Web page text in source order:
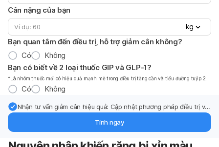
Cân nặng của bạn
kg
Bạn quan tâm đến điều trị, hỗ trợ giảm cân không?
Có
Không
Bạn có biết về 2 loại thuốc GIP và GLP-1?
*Là nhóm thuốc mới có hiệu quả mạnh mẽ trong điều trị tăng cần và tiểu đường tuýp 2.
Có Không
Nhận tư vấn giảm cân hiệu quả: Cập nhật phương pháp điều trị và
Tính ngay